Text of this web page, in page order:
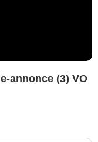
annonce (3) VO